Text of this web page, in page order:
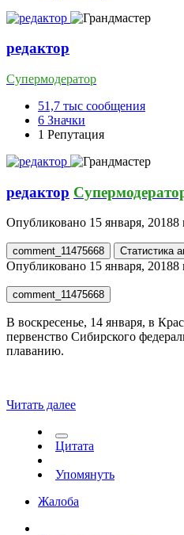
редактор
Супермодератор
51,7 тыс сообщения
6 Значки
1 Репутация
редактор
Опубликовано 15 января, 20188
comment_11475668 Статистика
Опубликовано 15 января, 20188
comment_11475668
В воскресенье, 14 января, в
первенство Сибирского
плаванию.
Читать далее
Цитата
Упомянуть
Жалоба